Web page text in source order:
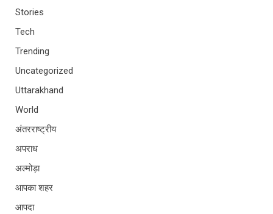
Stories
Tech
Trending
Uncategorized
Uttarakhand
World
अंतरराष्ट्रीय
अपराध
अल्मोड़ा
आपका शहर
आपदा